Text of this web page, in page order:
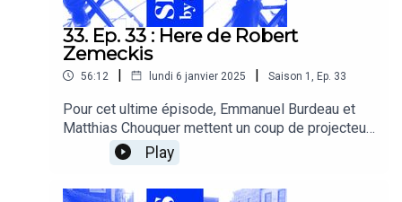
33. Ep. 33 : Here de Robert
Zemeckis
56:12 | lundi 6 janvier 2025 | Saison 1 , Ep. 33
Pour cet ultime épisode, Emmanuel Burdeau et
Matthias Chouquer mettent un coup de projecteur
sur un grand film sorti trop discrètement : Here de
Robert Zemeckis, et son improbable dispositif.
Play